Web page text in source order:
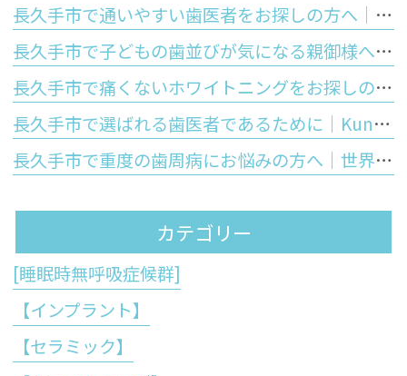
長久手市で通いやすい歯医者をお探しの方へ｜Kuniデンタルクリニックが大切にする安心と優しさ
長久手市で子どもの歯並びが気になる親御様へ｜お口のぽかんと開いた癖が歯並びに与える影響と予防矯正
長久手市で痛くないホワイトニングをお探しの方へ｜しみないポリリン酸ホワイトニングの仕組みと5つのメリットを徹底解説
長久手市で選ばれる歯医者であるために｜Kuniデンタルクリニックが皆様に提供する「5つの強み」と最先端歯科医療
長久手市で重度の歯周病にお悩みの方へ｜世界初の技術「ブルーラジカル」が歯周病治療の常識を変える理由
カテゴリー
[睡眠時無呼吸症候群]
【インプラント】
【セラミック】